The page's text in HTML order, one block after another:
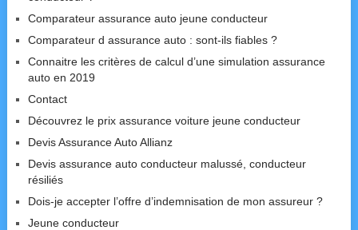
Comparateur assurance auto jeune conducteur
Comparateur d assurance auto : sont-ils fiables ?
Connaitre les critères de calcul d’une simulation assurance
auto en 2019
Contact
Découvrez le prix assurance voiture jeune conducteur
Devis Assurance Auto Allianz
Devis assurance auto conducteur malussé, conducteur
résiliés
Dois-je accepter l’offre d’indemnisation de mon assureur ?
Jeune conducteur